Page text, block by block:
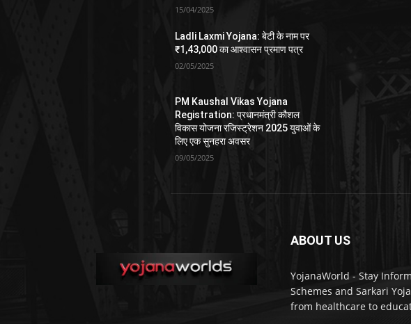
15/04/2025
Ladli Laxmi Yojana: बेटी के नाम पर
₹1,43,000 का आश्वासन प्रमाण पत्र
02/05/2025
PM Kaushal Vikas Yojana
Registration: प्रधानमंत्री कौशल
विकास योजना रजिस्ट्रेशन 2025 युवाओं के
लिए एक सुनहरा अवसर
09/05/2025
ABOUT US
YojanaWorld - Stay
Schemes and Sarkari
from healthcare to